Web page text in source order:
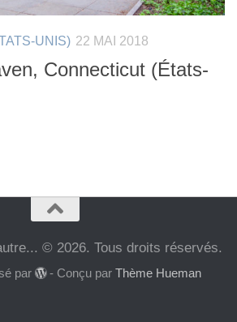
UNIS) 22 MAI 2018
Connecticut (États-
© 2026. Tous droits réservés.
par - Conçu parThème Hueman